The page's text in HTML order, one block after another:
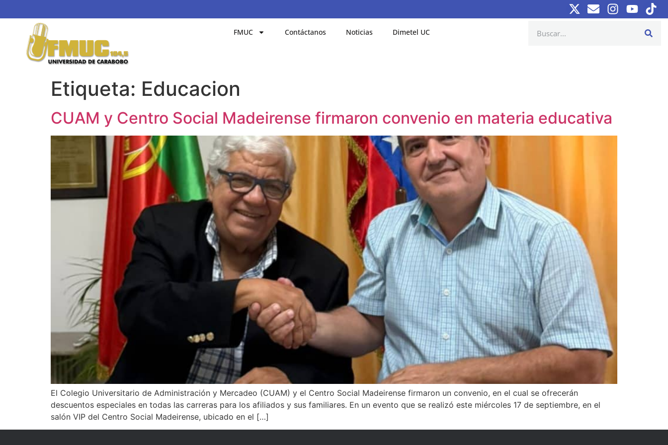
FMUC Contáctanos Noticias Dimetel UC
Etiqueta: Educacion
CUAM y Centro Social Madeirense firmaron convenio en materia educativa
El Colegio Universitario de Administración y Mercadeo (CUAM) y el Centro Social Madeirense firmaron un convenio, en el cual se ofrecerán
descuentos especiales en todas las carreras para los afiliados y sus familiares. En un evento que se realizó este miércoles 17 de septiembre, en el
salón VIP del Centro Social Madeirense, ubicado en el […]